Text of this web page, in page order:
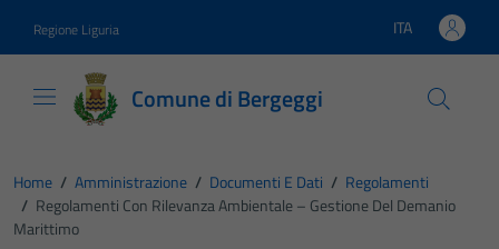
Regione Liguria Lingua attiva:
ITA
Comune di Bergeggi
Home / Amministrazione / Documenti E Dati / Regolamenti
/ Regolamenti Con Rilevanza Ambientale – Gestione Del Demanio
Marittimo